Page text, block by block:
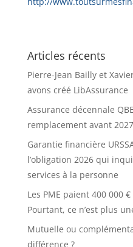
Articles récents
Pierre-Jean Bailly et
avons créé LibAssurance
Assurance décennale
remplacement avant 2027
Garantie financière
l’obligation 2026 qui
services à la personne
Les PME paient 400 000
Pourtant, ce n’est plus
Mutuelle ou
différence ?